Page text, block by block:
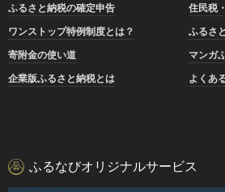
ふるさと納税の確定申告
住民税
ワンストップ特例制度とは？
ふるさ
寄附金の使い道
マンガ
企業版ふるさと納税とは
よくあ
ふるなびオリジナルサービス